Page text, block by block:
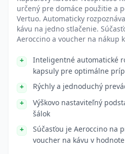
určený pre domáce použitie a
Vertuo. Automaticky
kávu na jedno stlačenie.
Aeroccino a voucher na nákup
Inteligentné automatické
kapsuly pre optimálne
Rýchly a jednoduchý
Výškovo nastaviteľný
šálok
Súčasťou je Aeroccino na
voucher na kávu v